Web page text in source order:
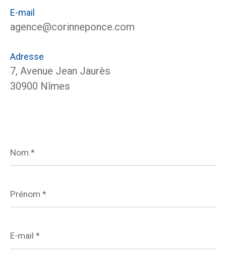
E-mail
agence@corinneponce.com
Adresse
7, Avenue Jean Jaurès
30900 Nîmes
*
*
mail
*